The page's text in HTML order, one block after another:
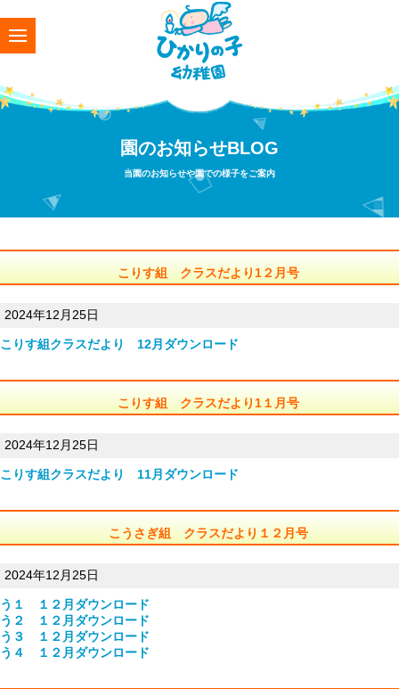
園のお知らせBLOG
当園のお知らせや園での様子をご案内
こりす組 クラスだより1２月号
2024年12月25日
こりす組クラスだより 12月 ダウンロード
こりす組 クラスだより1１月号
2024年12月25日
こりす組クラスだより 11月 ダウンロード
こうさぎ組 クラスだより１２月号
2024年12月25日
う１ １２月 ダウンロード
う２ １２月 ダウンロード
う３ １２月 ダウンロード
う４ １２月 ダウンロード